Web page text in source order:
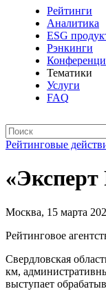
Рейтинги
Аналитика
ESG
Рэнкинги
Тематики
Услуги
FAQ
Рейтинговые
«Эксперт
Москва, 15 марта
Рейтинговое
Свердловская
км,
выступает